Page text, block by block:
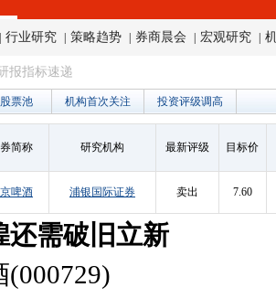
行业研究 策略趋势 券商晨会 宏观研究
报指标速递
票池 机构首次关注 投资评级调高
简称 研究机构 最新评级 目标价
啤酒 浦银国际证券 卖出 7.60
还需破旧立新